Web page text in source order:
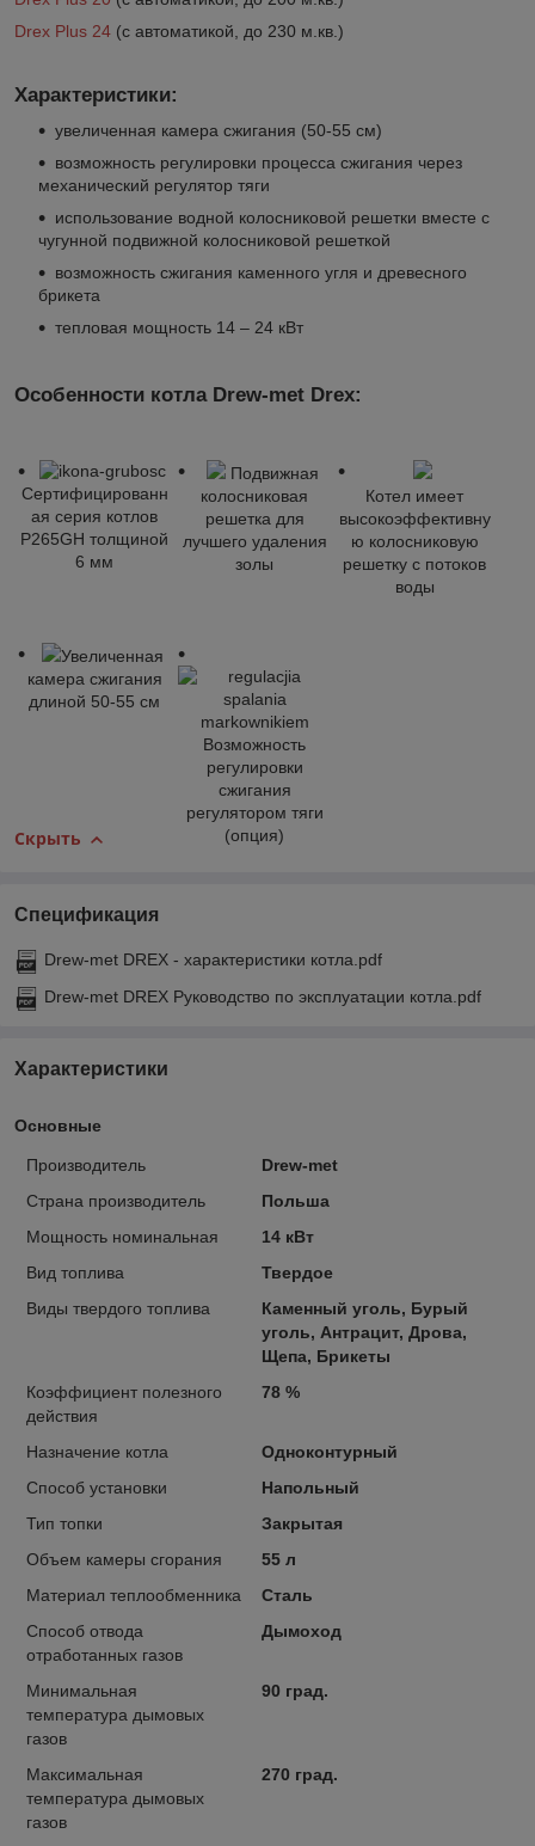
Drex Plus 24 (с автоматикой, до 230 м.кв.)
Характеристики:
увеличенная камера сжигания (50-55 см)
возможность регулировки процесса сжигания через
механический регулятор тяги
использование водной колосниковой решетки вместе с
чугунной подвижной колосниковой решеткой
возможность сжигания каменного угля и древесного
брикета
тепловая мощность 14 – 24 кВт
Особенности котла Drew-met Drex:
Сертифицированн
ая серия котлов
P265GH толщиной
6 мм
Подвижная
колосниковая
решетка для
лучшего удаления
золы
Котел имеет
высокоэффективну
ю колосниковую
решетку с потоков
воды
Увеличенная
камера сжигания
длиной 50-55 см
Возможность
регулировки
сжигания
регулятором тяги
(опция)
Скрыть
Спецификация
Drew-met DREX - характеристики котла.pdf
Drew-met DREX Руководство по эксплуатации котла.pdf
Характеристики
Основные
Производитель
Drew-met
Страна производитель
Польша
Мощность номинальная
14 кВт
Вид топлива
Твердое
Виды твердого топлива
Каменный уголь, Бурый
уголь, Антрацит, Дрова,
Щепа, Брикеты
Коэффициент полезного
действия
78 %
Назначение котла
Одноконтурный
Способ установки
Напольный
Тип топки
Закрытая
Объем камеры сгорания
55 л
Материал теплообменника
Сталь
Способ отвода
отработанных газов
Дымоход
Минимальная
температура дымовых
газов
90 град.
Максимальная
температура дымовых
газов
270 град.